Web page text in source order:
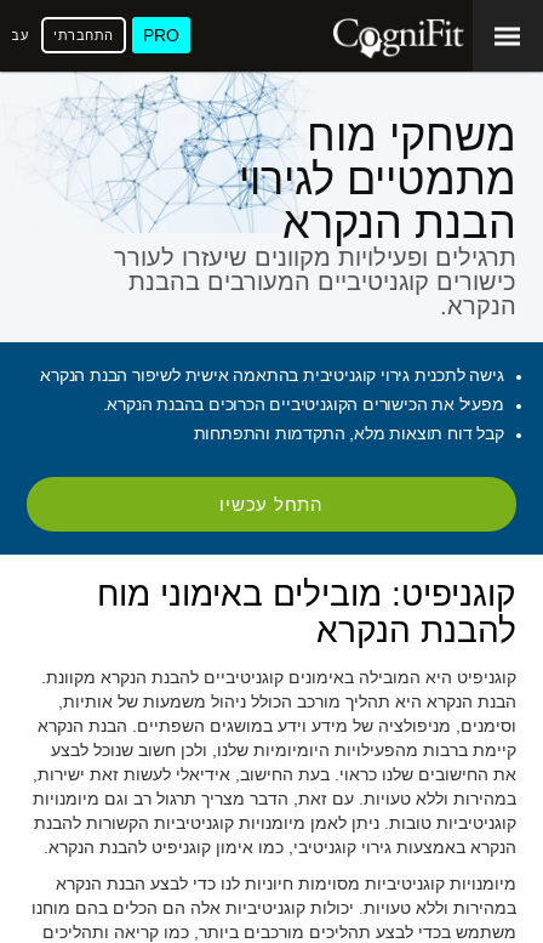
PRO התחברתי
משחקי מוח
מתמטיים לגירוי
הבנת הנקרא
תרגילים ופעילויות מקוונים שיעזרו לעורר
כישורים קוגניטיביים המעורבים בהבנת
הנקרא.
גישה לתכנית גירוי קוגניטיבית בהתאמה אישית לשיפור הבנת הנקרא
מפעיל את הכישורים הקוגניטיביים הכרוכים בהבנת הנקרא.
קבל דוח תוצאות מלא, התקדמות והתפתחות
התחל עכשיו
קוגניפיט: מובילים באימוני מוח
להבנת הנקרא
קוגניפיט היא המובילה באימונים קוגניטיביים להבנת הנקרא מקוונת.
הבנת הנקרא היא תהליך מורכב הכולל ניהול משמעות של אותיות,
וסימנים, מניפולציה של מידע וידע במושגים השפתיים. הבנת הנקרא
קיימת ברבות מהפעילויות היומיומיות שלנו, ולכן חשוב שנוכל לבצע
את החישובים שלנו כראוי. בעת החישוב, אידיאלי לעשות זאת ישירות,
במהירות וללא טעויות. עם זאת, הדבר מצריך תרגול רב וגם מיומנויות
קוגניטיביות טובות. ניתן לאמן מיומנויות קוגניטיביות הקשורות להבנת
הנקרא באמצעות גירוי קוגניטיבי, כמו אימון קוגניפיט להבנת הנקרא.
מיומנויות קוגניטיביות מסוימות חיוניות לנו כדי לבצע הבנת הנקרא
במהירות וללא טעויות. יכולות קוגניטיביות אלה הם הכלים בהם מוחנו
משתמש בכדי לבצע תהליכים מורכבים ביותר, כמו קריאה ותהליכים